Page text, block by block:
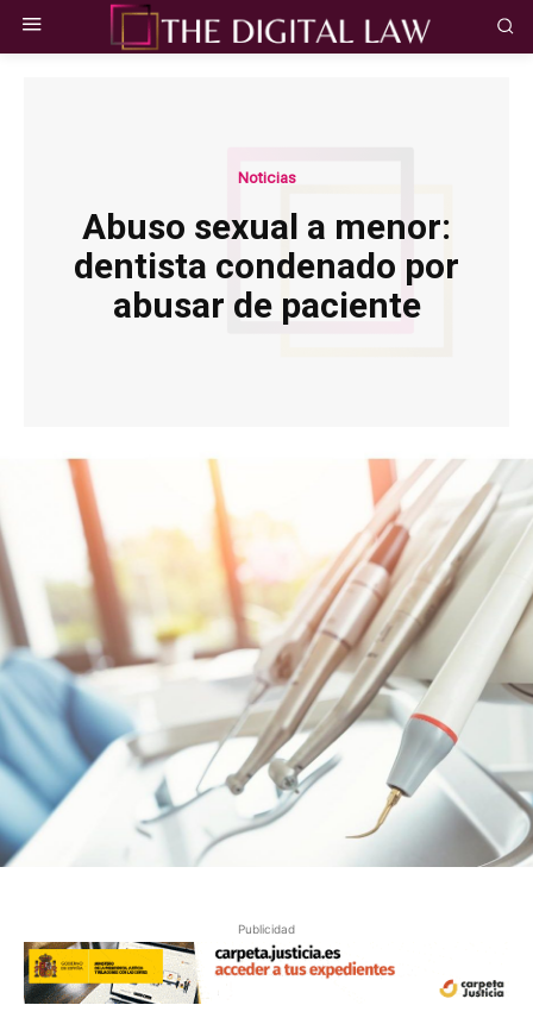
Noticias
Abuso sexual a menor:
dentista condenado por
abusar de paciente
Publicidad